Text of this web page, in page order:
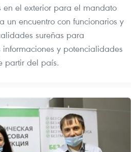
en el exterior para el mandato
un encuentro con funcionarios y
sureñas para
y potencialidades
partir del país.